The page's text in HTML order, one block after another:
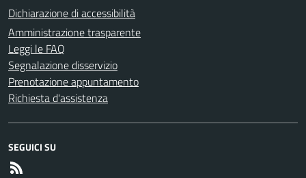
Dichiarazione di accessibilità
Amministrazione trasparente
Leggi le FAQ
Segnalazione disservizio
Prenotazione appuntamento
Richiesta d'assistenza
SEGUICI SU